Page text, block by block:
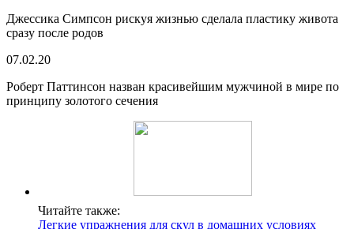
Джессика Симпсон рискуя жизнью сделала пластику живота
сразу после родов
07.02.20
Роберт Паттинсон назван красивейшим мужчиной в мире по
принципу золотого сечения
Читайте также:
Легкие упражнения для скул в домашних условиях